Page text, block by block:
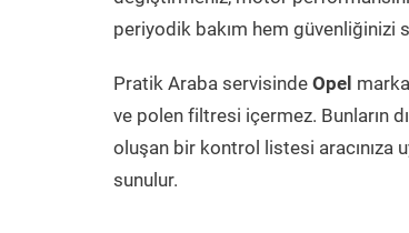
periyodik bakım hem güvenliğinizi
Pratik Araba servisinde Opel
ve polen filtresi içermez. Bunların
oluşan bir kontrol listesi aracınıza
sunulur.